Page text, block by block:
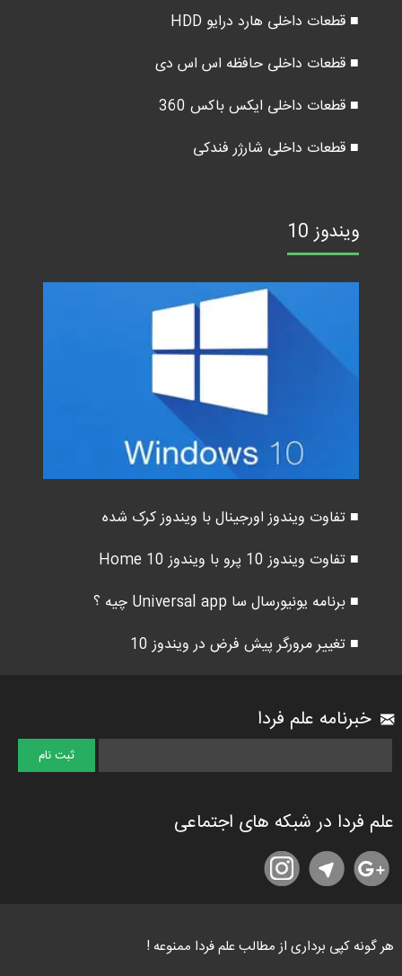
■ قطعات داخلی هارد درایو HDD
■ قطعات داخلی حافظه اس اس دی
■ قطعات داخلی ایکس باکس 360
■ قطعات داخلی شارژر فندکی
ویندوز 10
■ تفاوت ویندوز اورجینال با ویندوز کرک شده
■ تفاوت ویندوز 10 پرو با ویندوز 10 Home
■ برنامه یونیورسال سا Universal app چیه ؟
■ تغییر مرورگر پیش فرض در ویندوز 10
خبرنامه علم فردا
علم فردا در شبکه های اجتماعی
هر گونه کپی برداری از مطالب علم فردا ممنوعه !